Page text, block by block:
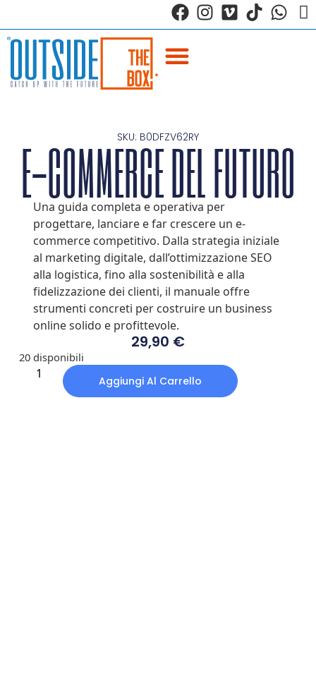
SKU: B0DFZV62RY
E-COMMERCE DEL FUTURO
Una guida completa e operativa per
progettare, lanciare e far crescere un e-
commerce competitivo. Dalla strategia iniziale
al marketing digitale, dall’ottimizzazione SEO
alla logistica, fino alla sostenibilità e alla
fidelizzazione dei clienti, il manuale offre
strumenti concreti per costruire un business
online solido e profittevole.
29,90 €
20 disponibili
Aggiungi Al Carrello